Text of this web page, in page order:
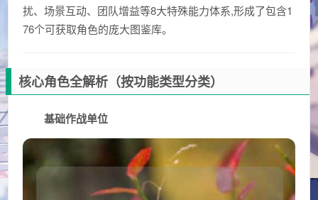
扰、场景互动、团队增益等8大特殊能力体系,形成了包含1
76个可获取角色的庞大图鉴库。
核心角色全解析（按功能类型分类）
基础作战单位